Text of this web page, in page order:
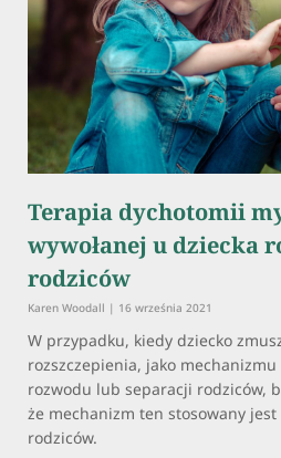
Terapia dychotomii
wywołanej u dziecka
rodziców
Karen Woodall 16 września 2021
W przypadku, kiedy dziecko
rozszczepienia, jako
rozwodu lub separacji rodziców,
że mechanizm ten stosowany
rodziców.